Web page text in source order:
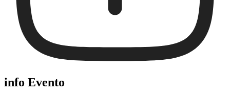
info Evento